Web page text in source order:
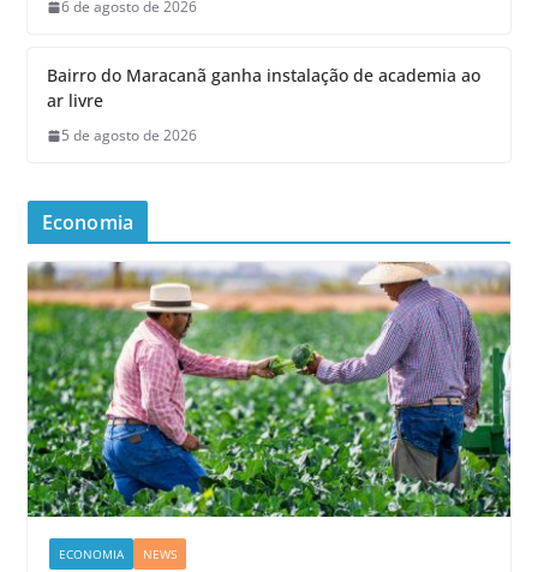
6 de agosto de 2026
Bairro do Maracanã ganha instalação de academia ao
ar livre
5 de agosto de 2026
Economia
ECONOMIA NEWS